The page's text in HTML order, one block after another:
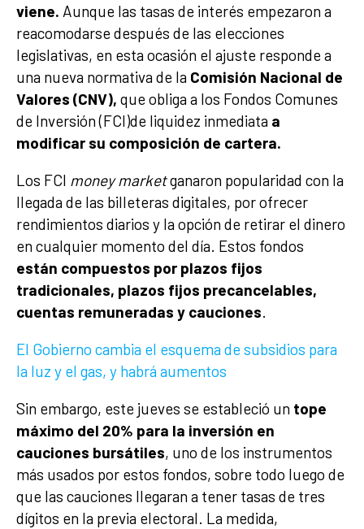
viene. Aunque las tasas de interés empezaron a
reacomodarse después de las elecciones
legislativas, en esta ocasión el ajuste responde a
una nueva normativa de la Comisión Nacional de
Valores (CNV), que obliga a los Fondos Comunes
de Inversión (FCI)de liquidez inmediata a
modificar su composición de cartera.
Los FCI money marketganaron popularidad con la
llegada de las billeteras digitales, por ofrecer
rendimientos diarios y la opción de retirar el dinero
en cualquier momento del día. Estos fondos
están compuestos por plazos fijos
tradicionales, plazos fijos precancelables,
cuentas remuneradas y cauciones.
El Gobierno cambia el esquema de subsidios para
la luz y el gas, y habrá aumentos
Sin embargo, este jueves se estableció un tope
máximo del 20% para la inversión en
cauciones bursátiles, uno de los instrumentos
más usados por estos fondos, sobre todo luego de
que las cauciones llegaran a tener tasas de tres
dígitos en la previa electoral. La medida,